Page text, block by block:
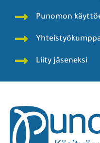
Punomon
Liity jäseneksi